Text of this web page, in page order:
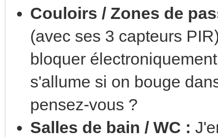
Couloirs / Zones de
(avec ses 3 capteurs
bloquer
s'allume si on bouge
pensez-vous ?
Salles de bain / WC :